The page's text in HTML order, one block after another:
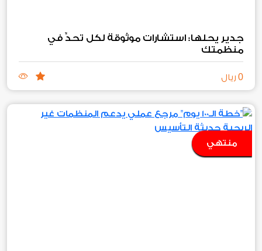
جدير يحلها: استشارات موثوقة لكل تحدٍّ في
منظمتك
0 ريال
منتهي